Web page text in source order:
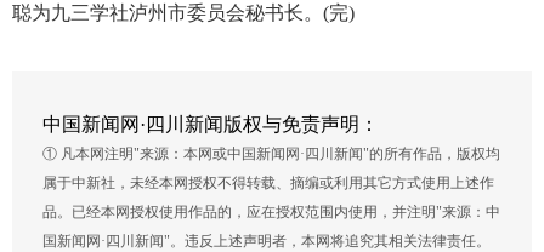
聪为九三学社泸州市委员会秘书长。(完)
中国新闻网·四川新闻版权与免责声明：
① 凡本网注明"来源：本网或中国新闻网·四川新闻"的所有作品，版权均
属于中新社，未经本网授权不得转载、摘编或利用其它方式使用上述作
品。已经本网授权使用作品的，应在授权范围内使用，并注明"来源：中
国新闻网·四川新闻"。违反上述声明者，本网将追究其相关法律责任。